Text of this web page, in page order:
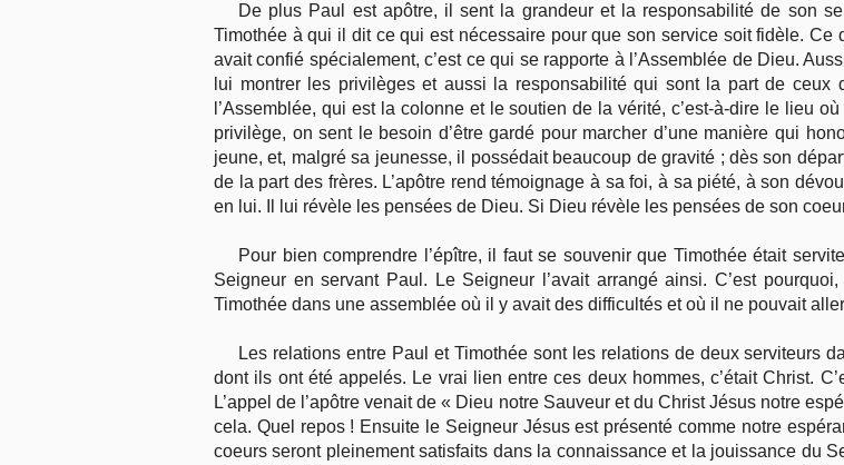
De plus Paul est apôtre, il sent la grandeur et la responsabilité de son
Timothée à qui il dit ce qui est nécessaire pour que son service soit fidèle. Ce
avait confié spécialement, c’est ce qui se rapporte à l’Assemblée de Dieu.
lui montrer les privilèges et aussi la responsabilité qui sont la part de
l’Assemblée, qui est la colonne et le soutien de la vérité, c’est-à-dire le lieu
privilège, on sent le besoin d’être gardé pour marcher d’une manière qui
jeune, et, malgré sa jeunesse, il possédait beaucoup de gravité ; dès son
de la part des frères. L’apôtre rend témoignage à sa foi, à sa piété, à son
en lui. Il lui révèle les pensées de Dieu. Si Dieu révèle les pensées de son
Pour bien comprendre l’épître, il faut se souvenir que Timothée était
Seigneur en servant Paul. Le Seigneur l’avait arrangé ainsi. C’est
Timothée dans une assemblée où il y avait des difficultés et où il ne pouvait
Les relations entre Paul et Timothée sont les relations de deux serviteurs
dont ils ont été appelés. Le vrai lien entre ces deux hommes, c’était Christ.
L’appel de l’apôtre venait de « Dieu notre Sauveur et du Christ Jésus notre
cela. Quel repos ! Ensuite le Seigneur Jésus est présenté comme notre
coeurs seront pleinement satisfaits dans la connaissance et la jouissance du